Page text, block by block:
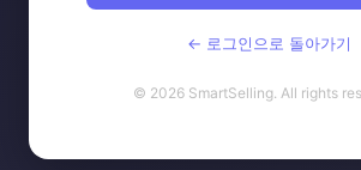
← 로그인으로 돌아가기
© 2026 SmartSelling. All rights